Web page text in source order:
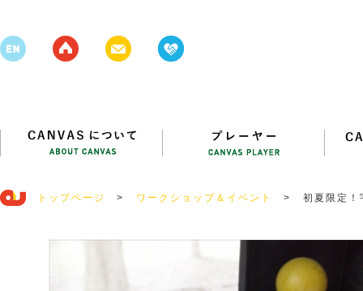
トップページ > ワークショップ＆イベント > 初夏限定！